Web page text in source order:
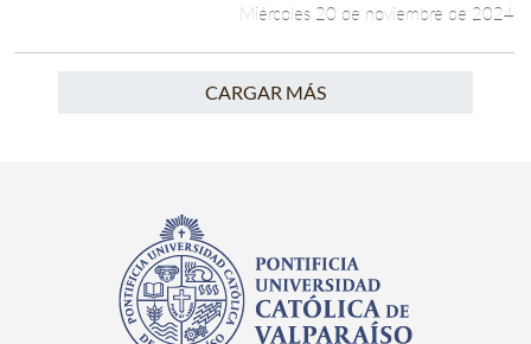
Miércoles 20 de noviembre de 2024
CARGAR MÁS